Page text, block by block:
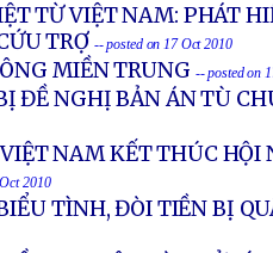
TỪ VIỆT NAM: PHÁT
TRỢ -- posted on 17 Oct 2010
MIỀN TRUNG -- posted on
ĐỀ NGHỊ BẢN ÁN TÙ
NAM KẾT THÚC HỘI
2010
TÌNH, ĐÒI TIỀN BỊ